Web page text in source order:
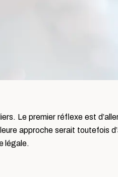
Le premier réflexe est
approche serait toutefois
légale.